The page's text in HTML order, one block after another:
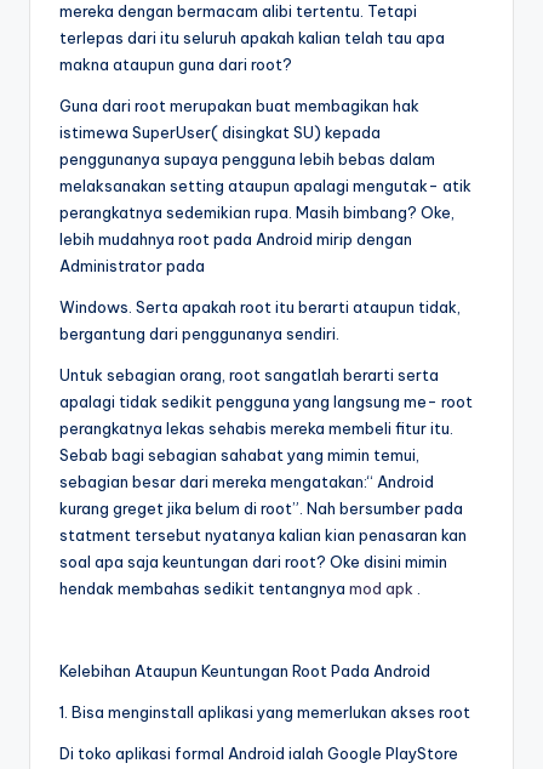
mereka dengan bermacam alibi tertentu. Tetapi
terlepas dari itu seluruh apakah kalian telah tau apa
makna ataupun guna dari root?
Guna dari root merupakan buat membagikan hak
istimewa SuperUser( disingkat SU) kepada
penggunanya supaya pengguna lebih bebas dalam
melaksanakan setting ataupun apalagi mengutak- atik
perangkatnya sedemikian rupa. Masih bimbang? Oke,
lebih mudahnya root pada Android mirip dengan
Administrator pada
Windows. Serta apakah root itu berarti ataupun tidak,
bergantung dari penggunanya sendiri.
Untuk sebagian orang, root sangatlah berarti serta
apalagi tidak sedikit pengguna yang langsung me- root
perangkatnya lekas sehabis mereka membeli fitur itu.
Sebab bagi sebagian sahabat yang mimin temui,
sebagian besar dari mereka mengatakan:“ Android
kurang greget jika belum di root”. Nah bersumber pada
statment tersebut nyatanya kalian kian penasaran kan
soal apa saja keuntungan dari root? Oke disini mimin
hendak membahas sedikit tentangnya mod apk
Kelebihan Ataupun Keuntungan Root Pada Android
1. Bisa menginstall aplikasi yang memerlukan akses root
Di toko aplikasi formal Android ialah Google PlayStore